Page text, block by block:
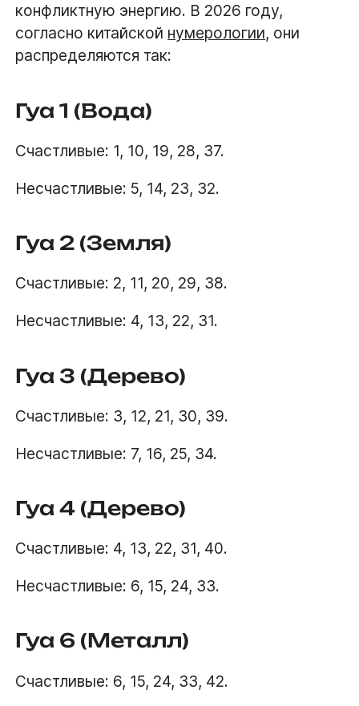
конфликтную энергию. В 2026 году,
согласно китайской нумерологии, они
распределяются так:
Гуа 1 (Вода)
Счастливые: 1, 10, 19, 28, 37.
Несчастливые: 5, 14, 23, 32.
Гуа 2 (Земля)
Счастливые: 2, 11, 20, 29, 38.
Несчастливые: 4, 13, 22, 31.
Гуа 3 (Дерево)
Счастливые: 3, 12, 21, 30, 39.
Несчастливые: 7, 16, 25, 34.
Гуа 4 (Дерево)
Счастливые: 4, 13, 22, 31, 40.
Несчастливые: 6, 15, 24, 33.
Гуа 6 (Металл)
Счастливые: 6, 15, 24, 33, 42.